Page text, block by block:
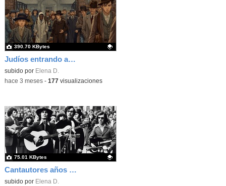
Judíos entrando a un campo de concentración
Contenido educativo.
subido por Elena D.
390.70 KBytes
-hace 3 meses- 177visualizaciones
Cantautores años 70 IA
Contenido educativo.
subido por Elena D.
75.01 KBytes